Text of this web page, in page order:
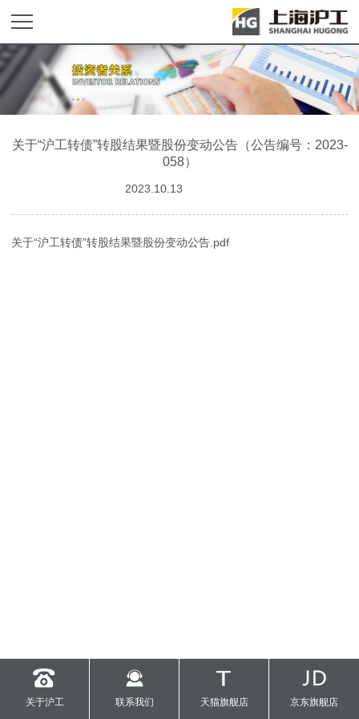
关于“沪工转债”转股结果暨股份变动公告（公告编号：2023-
058）
2023.10.13
关于“沪工转债”转股结果暨股份变动公告.pdf
关于沪工 联系我们 天猫旗舰店 京东旗舰店